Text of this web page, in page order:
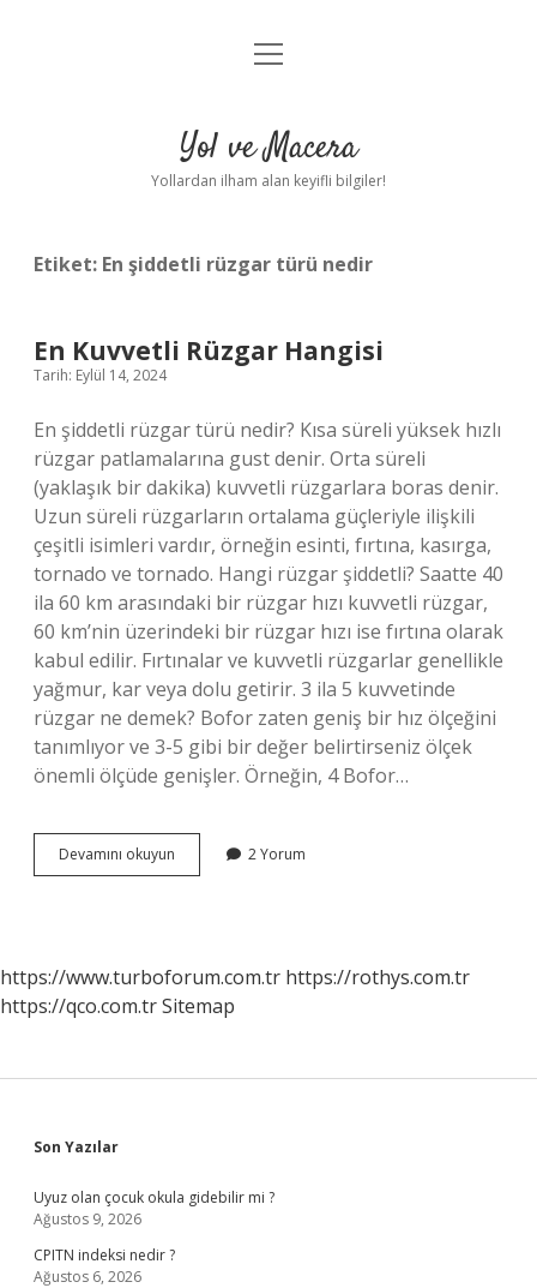
Anasayfa
Yasal Uyarı
menüyü
Yol ve Macera
Yollardan ilham alan keyifli bilgiler!
Etiket: En şiddetli rüzgar türü nedir
En Kuvvetli Rüzgar Hangisi
Tarih: Eylül 14, 2024
En şiddetli rüzgar türü nedir? Kısa süreli yüksek hızlı
rüzgar patlamalarına gust denir. Orta süreli
(yaklaşık bir dakika) kuvvetli rüzgarlara boras denir.
Uzun süreli rüzgarların ortalama güçleriyle ilişkili
çeşitli isimleri vardır, örneğin esinti, fırtına, kasırga,
tornado ve tornado. Hangi rüzgar şiddetli? Saatte 40
ila 60 km arasındaki bir rüzgar hızı kuvvetli rüzgar,
60 km’nin üzerindeki bir rüzgar hızı ise fırtına olarak
kabul edilir. Fırtınalar ve kuvvetli rüzgarlar genellikle
yağmur, kar veya dolu getirir. 3 ila 5 kuvvetinde
rüzgar ne demek? Bofor zaten geniş bir hız ölçeğini
tanımlıyor ve 3-5 gibi bir değer belirtirseniz ölçek
önemli ölçüde genişler. Örneğin, 4 Bofor…
Devamını okuyun
Kuvvetli
2 Yorum
https://www.turboforum.com.tr https://rothys.com.tr
https://qco.com.trSitemap
Sidebar
Son Yazılar
Uyuz olan çocuk okula gidebilir mi ?
Ağustos 9, 2026
CPITN indeksi nedir ?
Ağustos 6, 2026